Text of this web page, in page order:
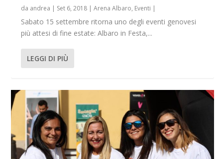
da andrea | Set 6, 2018 |Arena Albaro, Eventi |
Sabato 15 settembre ritorna uno degli eventi genovesi
più attesi di fine estate: Albaro in Festa,...
LEGGI DI PIÙ